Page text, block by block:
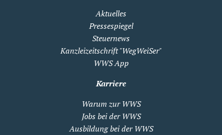
Aktuelles
Pressespiegel
Steuernews
Kanzleizeitschrift "WegWeiSer"
WWS App
Karriere
Warum zur WWS
Jobs bei der WWS
Ausbildung bei der WWS